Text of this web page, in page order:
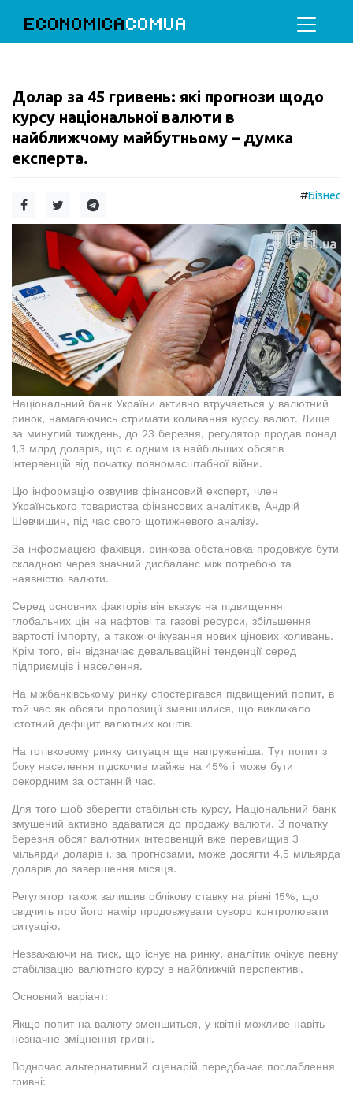
ECONOMICACOMUA
Долар за 45 гривень: які прогнози щодо
курсу національної валюти в
найближчому майбутньому – думка
експерта.
#Бізнес
Національний банк України активно втручається у валютний
ринок, намагаючись стримати коливання курсу валют. Лише
за минулий тиждень, до 23 березня, регулятор продав понад
1,3 млрд доларів, що є одним із найбільших обсягів
інтервенцій від початку повномасштабної війни.
Цю інформацію озвучив фінансовий експерт, член
Українського товариства фінансових аналітиків, Андрій
Шевчишин, під час свого щотижневого аналізу.
За інформацією фахівця, ринкова обстановка продовжує бути
складною через значний дисбаланс між потребою та
наявністю валюти.
Серед основних факторів він вказує на підвищення
глобальних цін на нафтові та газові ресурси, збільшення
вартості імпорту, а також очікування нових цінових коливань.
Крім того, він відзначає девальваційні тенденції серед
підприємців і населення.
На міжбанківському ринку спостерігався підвищений попит, в
той час як обсяги пропозиції зменшилися, що викликало
істотний дефіцит валютних коштів.
На готівковому ринку ситуація ще напруженіша. Тут попит з
боку населення підскочив майже на 45% і може бути
рекордним за останній час.
Для того щоб зберегти стабільність курсу, Національний банк
змушений активно вдаватися до продажу валюти. З початку
березня обсяг валютних інтервенцій вже перевищив 3
мільярди доларів і, за прогнозами, може досягти 4,5 мільярда
доларів до завершення місяця.
Регулятор також залишив облікову ставку на рівні 15%, що
свідчить про його намір продовжувати суворо контролювати
ситуацію.
Незважаючи на тиск, що існує на ринку, аналітик очікує певну
стабілізацію валютного курсу в найближчій перспективі.
Основний варіант:
Якщо попит на валюту зменшиться, у квітні можливе навіть
незначне зміцнення гривні.
Водночас альтернативний сценарій передбачає послаблення
гривні: